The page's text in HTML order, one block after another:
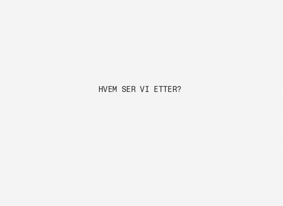
HVEM SER VI ETTER?